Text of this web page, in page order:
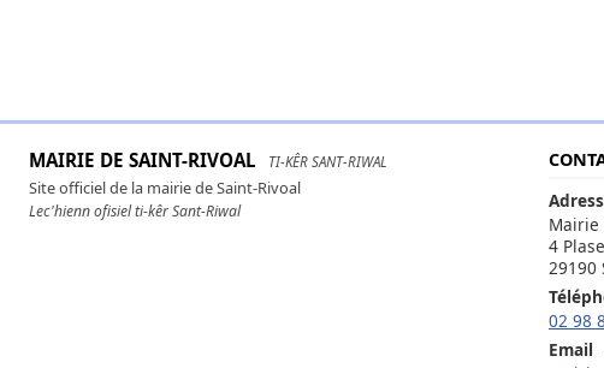
MAIRIE DE SAINT-RIVOAL TI-KÊR SANT-RIWAL
Site officiel de la mairie de Saint-Rivoal
Lec'hienn ofisiel ti-kêr Sant-Riwal
Mairie
4
29190
02 98
Email